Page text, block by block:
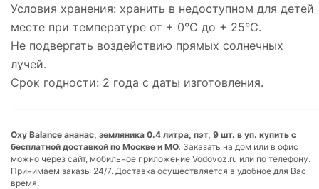
Условия хранения: хранить в недоступном для детей
месте при температуре от + 0°C до + 25°C.
Не подвергать воздействию прямых солнечных
лучей.
Срок годности: 2 года с даты изготовления.
Oxy Balance ананас, земляника 0.4 литра, пэт, 9 шт. в уп. купить с
бесплатной доставкой по Москве и МО. Заказать на дом или в офис
можно через сайт, мобильное приложение Vodovoz.ru или по телефону.
Принимаем заказы 24/7. Доставка осуществляется в удобное для Вас
время.